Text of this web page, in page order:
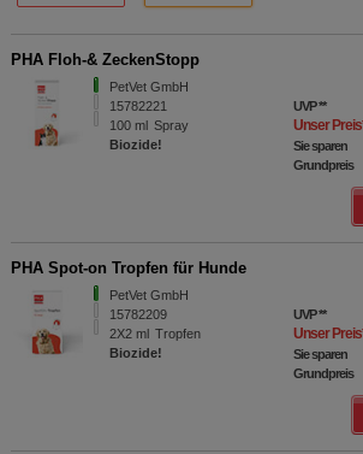
PHA Floh-& ZeckenStopp
PetVet GmbH
15782221
100 ml Spray
Biozide!
UVP**
Unser Preis
Sie sparen
Grundpreis
PHA Spot-on Tropfen für Hunde
PetVet GmbH
15782209
2X2 ml Tropfen
Biozide!
UVP**
Unser Preis
Sie sparen
Grundpreis